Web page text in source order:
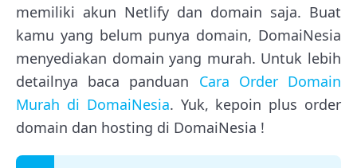
memiliki akun Netlify dan domain saja. Buat
kamu yang belum punya domain, DomaiNesia
menyediakan domain yang murah. Untuk lebih
detailnya baca panduan Cara Order Domain
Murah di DomaiNesia. Yuk, kepoin plus order
domain dan hosting di DomaiNesia !